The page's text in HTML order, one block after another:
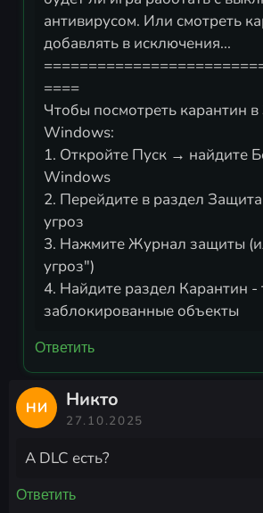
антивирусом. Или смотреть
добавлять в исключения...
====
Чтобы посмотреть карантин
Windows:
1. Откройте Пуск → найдите
Windows
2. Перейдите в раздел
угроз
3. Нажмите Журнал защиты
угроз")
4. Найдите раздел Карантин -
заблокированные объекты
Ответить
НИ Никто
27.10.2025
А DLC есть?
Ответить